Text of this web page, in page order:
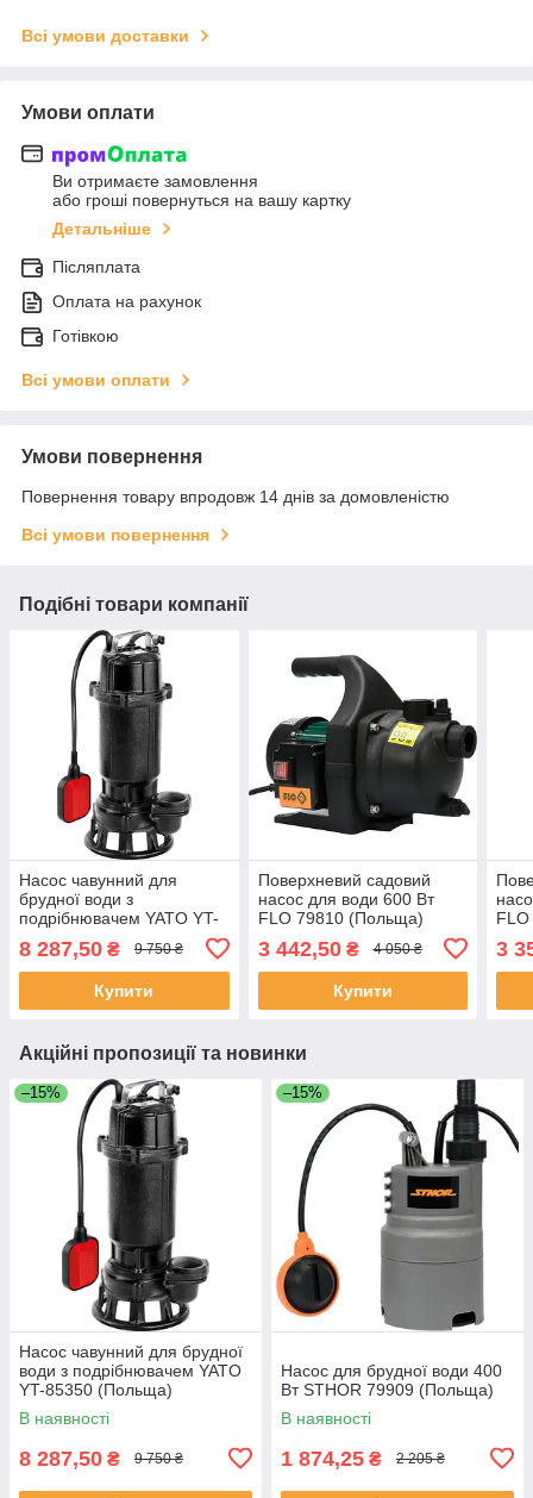
Всі умови доставки
Умови оплати
Ви отримаєте замовлення
або гроші повернуться на вашу картку
Детальніше
Післяплата
Оплата на рахунок
Готівкою
Всі умови оплати
Умови повернення
Повернення товару впродовж 14 днів за домовленістю
Всі умови повернення
Подібні товари компанії
Насос чавунний для
брудної води з
подрібнювачем YATO YT-
8 287,50 ₴ 9 750 ₴
Купити
Поверхневий садовий
насос для води 600 Вт
FLO 79810 (Польща)
3 442,50₴ 4 050 ₴
Купити
3
Акційні пропозиції та новинки
–15%
Насос чавунний для брудної
води з подрібнювачем YATO
YT-85350 (Польща)
В наявності
8 287,50 ₴ 9 750 ₴
–15%
Насос для брудної води 400
Вт STHOR 79909 (Польща)
В наявності
1 874,25 ₴ 2 205 ₴